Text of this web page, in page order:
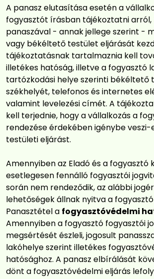
A panasz elutasítása esetén a
fogyasztót írásban tájékoztatni arról,
panaszával - annak jellege szerint -
vagy békéltető testület eljárását
tájékoztatásnak tartalmaznia kell
illetékes hatóság, illetve a fogyasztó
tartózkodási helye szerinti békéltető
székhelyét, telefonos és internetes
valamint levelezési címét. A
kell terjednie, hogy a vállalkozás a
rendezése érdekében igénybe
testületi eljárást.
Amennyiben az Eladó és a fogyasztó
esetlegesen fennálló fogyasztói
során nem rendeződik, az alábbi
lehetőségek állnak nyitva a
Panasztétel a fogyasztóvédelmi
Amennyiben a fogyasztó fogyasztói
megsértését észleli, jogosult
lakóhelye szerint illetékes
hatósághoz. A panasz elbírálását
dönt a fogyasztóvédelmi eljárás